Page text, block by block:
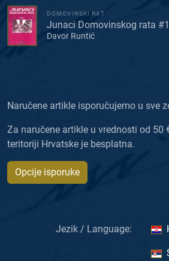
DOMOVINSKI RAT
Junaci Domovinskog rata
Davor Runtić
Naručene artikle isporučujemo u sve
Za naručene artikle u vrednosti od 50
teritoriji Hrvatske je besplatna.
Opcije isporuke
Jezik / Language: